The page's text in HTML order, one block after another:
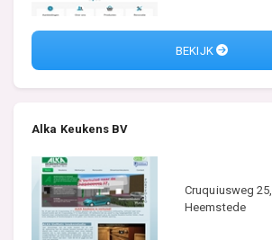
BEKIJK
Alka Keukens BV
Cruquiusweg 25,
Heemstede